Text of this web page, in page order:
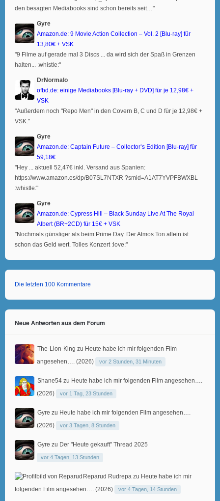
den besagten Mediabooks sind schon bereits seit…"
Gyre
Amazon.de: 9 Movie Action Collection – Vol. 2 [Blu-ray] für
13,80€ + VSK
"9 Filme auf gerade mal 3 Discs ... da wird sich der Spaß in Grenzen
halten... :whistle:"
DrNormalo
ofbd.de: einige Mediabooks [Blu-ray + DVD] für je 12,98€ +
VSK
"Außerdem noch "Repo Men" in den Covern B, C und D für je 12,98€ +
VSK."
Gyre
Amazon.de: Captain Future – Collector’s Edition [Blu-ray] für
59,18€
"Hey ... aktuell 52,47€ inkl. Versand aus Spanien:
https://www.amazon.es/dp/B07SL7NTXR ?smid=A1AT7YVPFBWXBL
:whistle:"
Gyre
Amazon.de: Cypress Hill – Black Sunday Live At The Royal
Albert (BR+2CD) für 15€ + VSK
"Nochmals günstiger als beim Prime Day. Der Atmos Ton allein ist
schon das Geld wert. Tolles Konzert :love:"
Die letzten 100 Kommentare
Neue Antworten aus dem Forum
The-Lion-King zu Heute habe ich mir folgenden Film
angesehen…. (2026)
vor 2 Stunden, 31 Minuten
Shane54 zu Heute habe ich mir folgenden Film angesehen….
(2026)
vor 1 Tag, 23 Stunden
Gyre zu Heute habe ich mir folgenden Film angesehen….
(2026)
vor 3 Tagen, 8 Stunden
Gyre zu Der "Heute gekauft" Thread 2025
vor 4 Tagen, 13 Stunden
Reparud Rudrepa zu Heute habe ich mir
folgenden Film angesehen…. (2026)
vor 4 Tagen, 14 Stunden